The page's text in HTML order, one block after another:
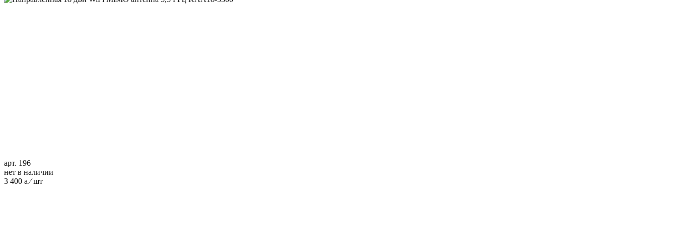
арт. 196
нет в наличии
3 400 a ⁄ шт